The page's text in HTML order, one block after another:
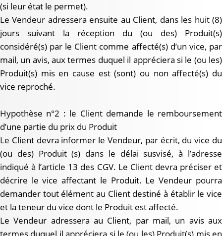
(si leur état le permet).
Le Vendeur adressera ensuite au Client, dans les huit (8)
jours suivant la réception du (ou des) Produit(s)
considéré(s) par le Client comme affecté(s) d’un vice, par
mail, un avis, aux termes duquel il appréciera si le (ou les)
Produit(s) mis en cause est (sont) ou non affecté(s) du
vice reproché.
Hypothèse n°2 : le Client demande le remboursement
d’une partie du prix du Produit
Le Client devra informer le Vendeur, par écrit, du vice du
(ou des) Produit (s) dans le délai susvisé, à l’adresse
indiqué à l’article 13 des CGV. Le Client devra préciser et
décrire le vice affectant le Produit. Le Vendeur pourra
demander tout élément au Client destiné à établir le vice
et la teneur du vice dont le Produit est affecté.
Le Vendeur adressera au Client, par mail, un avis aux